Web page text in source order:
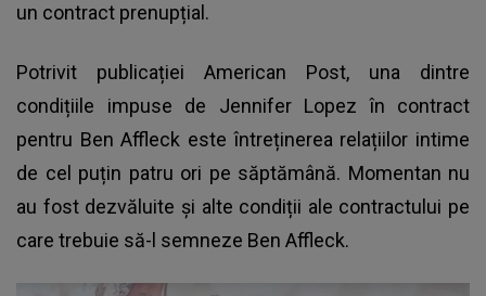
un contract prenupțial.
Potrivit publicației American Post, una dintre
condițiile impuse de Jennifer Lopez în contract
pentru Ben Affleck este întreținerea relațiilor intime
de cel puțin patru ori pe săptămână. Momentan nu
au fost dezvăluite și alte condiții ale contractului pe
care trebuie să-l semneze Ben Affleck.